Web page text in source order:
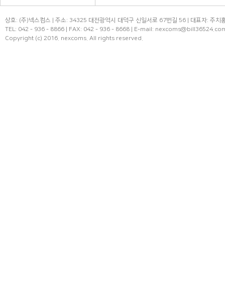
상호: (주)넥스컴스 | 주소: 34325 대전광역시 대덕구 신일서로 67번길 56 | 대표자: 주
TEL: 042 - 936 - 8866 | FAX: 042 - 936 - 8668 | E-mail:
Copyright (c) 2016. nexcoms. All rights reserved.